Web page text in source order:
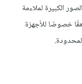
الكبيرة لملاءمة
خصوصًا للأجهزة